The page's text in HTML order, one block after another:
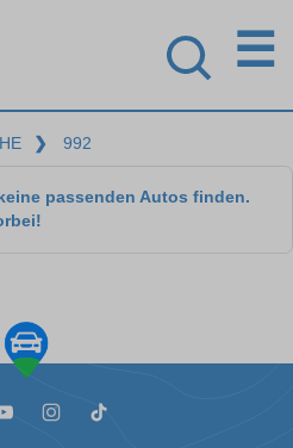
☰
❯ 992
passenden Autos finden.